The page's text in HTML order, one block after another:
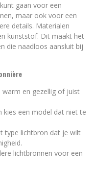
gaan voor een
maar ook voor een
details. Materialen
kunststof. Dit maakt het
die naadloos aansluit bij
warm en gezellig of juist
kies een model dat niet te
type lichtbron dat je wilt
lichtbronnen voor een